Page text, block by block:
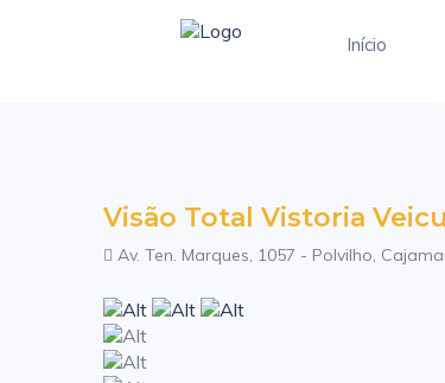
Início
Visão Total Vistoria
Av. Ten. Marques, 1057 - Polvilho,